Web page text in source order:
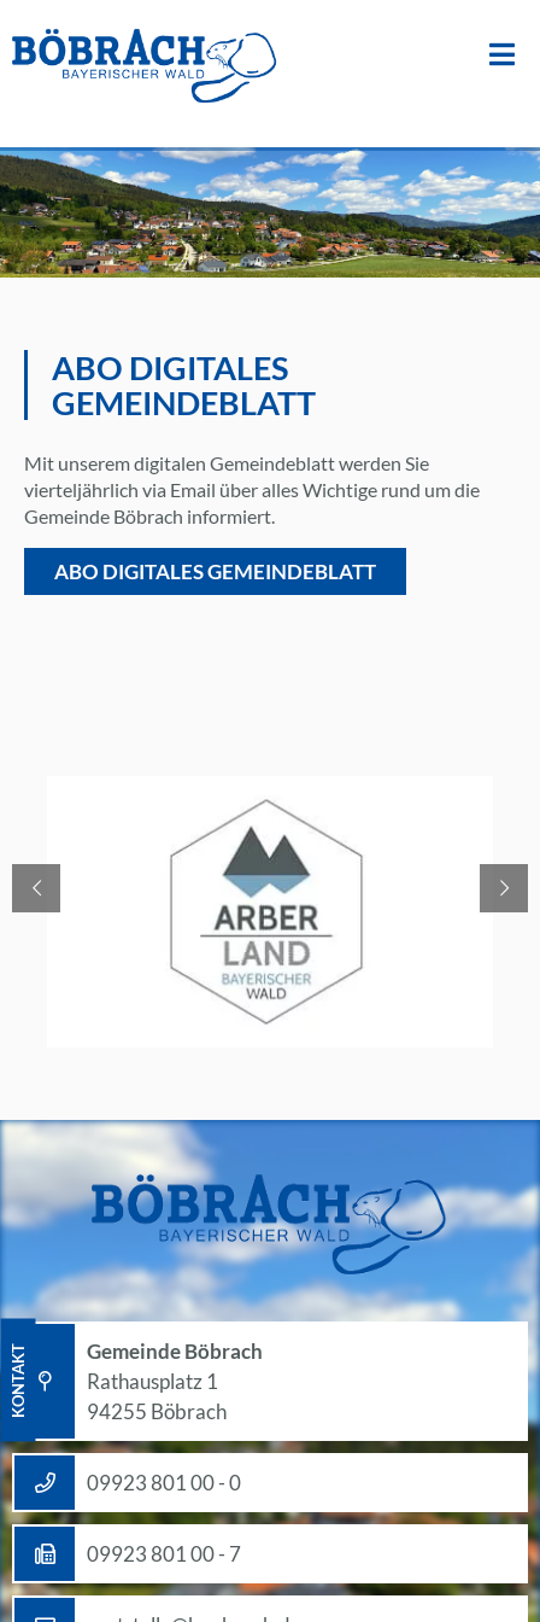
Inhalt
springen
Suche
nach:
ABO DIGITALES
GEMEINDEBLATT
Mit unserem digitalen Gemeindeblatt werden Sie
vierteljährlich via Email über alles Wichtige rund um die
Gemeinde Böbrach informiert.
ABO DIGITALES GEMEINDEBLATT
KONTAKT
Gemeinde Böbrach
Rathausplatz 1
94255 Böbrach
09923 801 00 - 0
09923 801 00 - 7